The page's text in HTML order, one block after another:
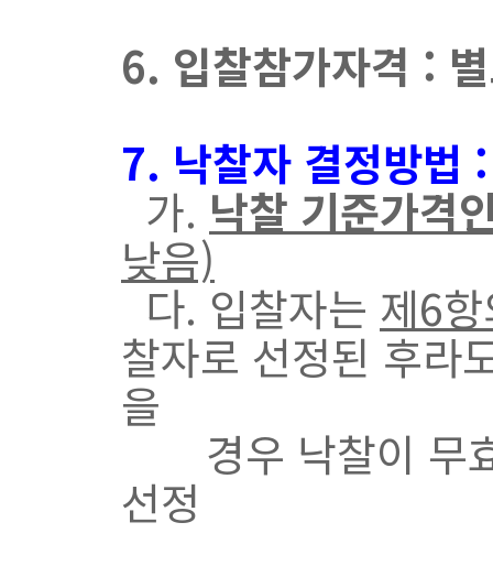
6. 입찰참가자격 :
7. 낙찰자 결정방법
가. 낙찰 기준가격
낮음)
다. 입찰자는 제6
찰자로 선정된 후라
을
경우 낙찰이 무효
선정